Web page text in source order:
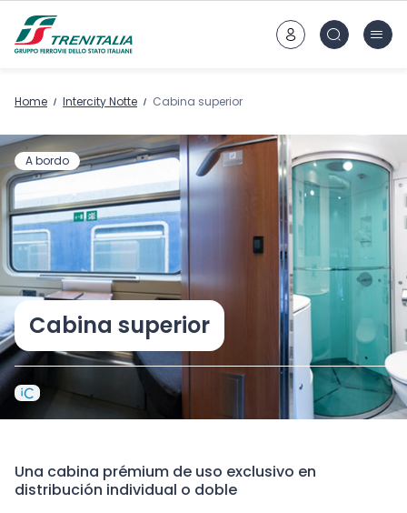
Home Intercity Notte Cabina superior
A bordo
Cabina superior
Una cabina prémium de uso exclusivo en
distribución individual o doble